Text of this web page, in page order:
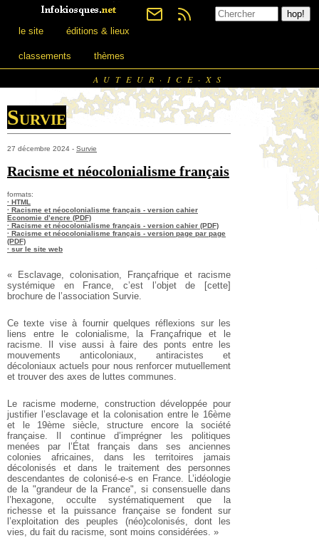
le site éditions & lieux
classements thèmes
AUTEUR·ICE·XS
Survie
27 décembre 2024 - Survie
Racisme et néocolonialisme français
formats:
· HTML
· Racisme et néocolonialisme français - version cahier
Economie d’encre (PDF)
· Racisme et néocolonialisme français - version cahier (PDF)
· Racisme et néocolonialisme français - version page par page
(PDF)
· sur le site web
« Esclavage, colonisation, Françafrique et racisme
systémique en France, c’est l’objet de [cette]
brochure de l’association Survie.
Ce texte vise à fournir quelques réflexions sur les
liens entre le colonialisme, la Françafrique et le
racisme. Il vise aussi à faire des ponts entre les
mouvements anticoloniaux, antiracistes et
décoloniaux actuels pour nous renforcer mutuellement
et trouver des axes de luttes communes.
Le racisme moderne, construction développée pour
justifier l’esclavage et la colonisation entre le 16ème
et le 19ème siècle, structure encore la société
française. Il continue d’imprégner les politiques
menées par l’État français dans ses anciennes
colonies africaines, dans les territoires jamais
décolonisés et dans le traitement des personnes
descendantes de colonisé-e-s en France. L’idéologie
de la "grandeur de la France", si consensuelle dans
l’hexagone, occulte systématiquement que la
richesse et la puissance française se fondent sur
l’exploitation des peuples (néo)colonisés, dont les
vies, du fait du racisme, sont moins considérées. »